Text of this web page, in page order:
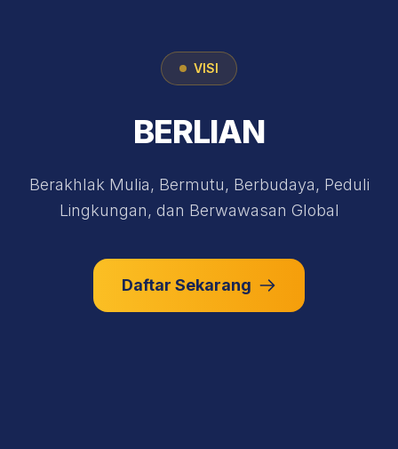
VISI
BERLIAN
Berakhlak Mulia, Bermutu, Berbudaya, Peduli
Lingkungan, dan Berwawasan Global
Daftar Sekarang